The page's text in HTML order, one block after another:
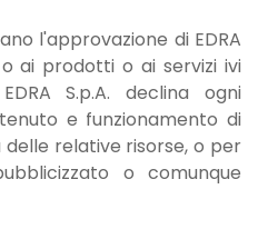
l'approvazione di EDRA
ai prodotti o ai servizi ivi
S.p.A. declina ogni
e funzionamento di
relative risorse, o per
o comunque